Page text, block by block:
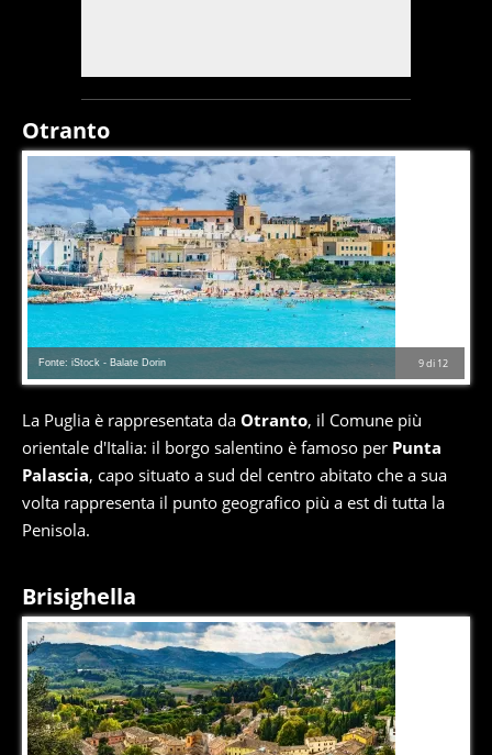
Otranto
9di 12
Fonte: iStock - Balate Dorin
La Puglia è rappresentata da Otranto, il Comune più
orientale d'Italia: il borgo salentino è famoso per Punta
Palascia, capo situato a sud del centro abitato che a sua
volta rappresenta il punto geografico più a est di tutta la
Penisola.
Brisighella